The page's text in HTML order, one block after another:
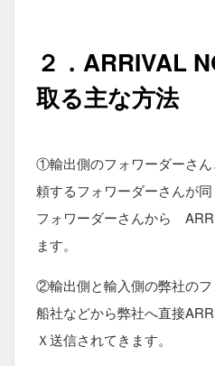
２． ARRIVAL
取る主な方法
①輸出側のフォワーダーさ
頼するフォワーダーさんが同
フォワーダーさんから
ます。
②輸出側と輸入側の弊社のフ
船社などから弊社へ直接
Ｘ送信されてきます。